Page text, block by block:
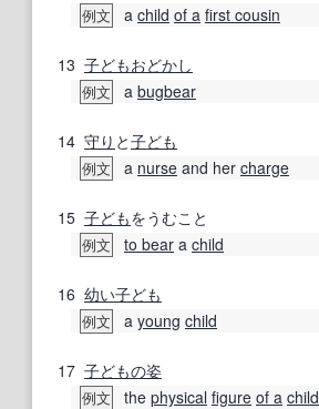
例文 a child of a first cousin
13 子どもおどかし
例文 a bugbear
14 守り と子ども
例文 a nurse and her charge
15 子どもをうむこと
例文 to bear a child
16 幼い子ども
例文 a young child
17 子どもの姿
例文 the physical figure of a child